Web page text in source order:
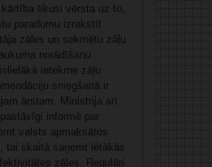
tikusi vērsta uz to,
paradumu izrakstīt
zāles un sekmētu zāļu
norādīšanu
ietekme zāļu
sniegšanā ir
ārstam. Ministrija arī
informē par
valsts apmaksātos
tai skaitā saņemt lētākās
zāles. Regulāri